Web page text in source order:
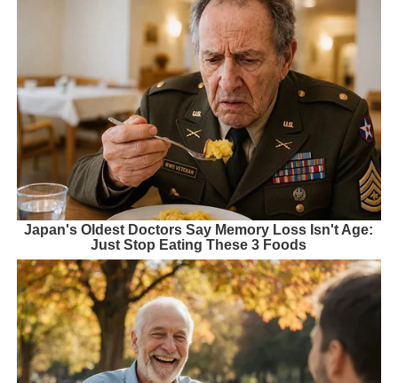
Japan's Oldest Doctors Say Memory Loss Isn't Age:
Just Stop Eating These 3 Foods